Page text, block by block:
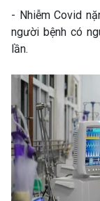
- Nhiễm Covid
người bệnh có
lần.